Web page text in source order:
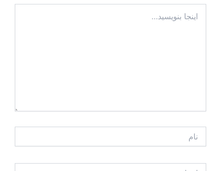
بنویسید…